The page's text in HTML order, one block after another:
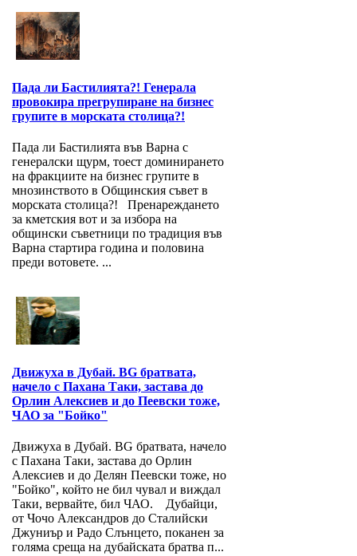
Пада ли Бастилията?! Генерала
провокира прегрупиране на бизнес
групите в морската столица?!
Пада ли Бастилията във Варна с
генералски щурм, тоест доминирането
на фракциите на бизнес групите в
мнозинството в Общинския съвет в
морската столица?! Пренареждането
за кметския вот и за избора на
общински съветници по традиция във
Варна стартира година и половина
преди вотовете. ...
Движуха в Дубай. BG братвата,
начело с Пахана Таки, застава до
Орлин Алексиев и до Пеевски тоже,
ЧАО за "Бойко"
Движуха в Дубай. BG братвата, начело
с Пахана Таки, застава до Орлин
Алексиев и до Делян Пеевски тоже, но
"Бойко", който не бил чувал и виждал
Таки, вервайте, бил ЧАО. Дубайци,
от Чочо Александров до Сталийски
Джуниър и Радо Слънцето, поканен за
голяма среща на дубайската братва п...